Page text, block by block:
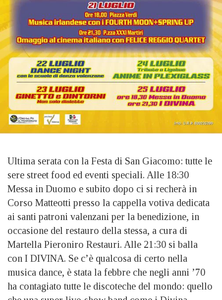
Ultima serata con la Festa di San Giacomo: tutte le
sere street food ed eventi speciali. Alle 18:30
Messa in Duomo e subito dopo ci si recherà in
Corso Matteotti presso la cappella votiva dedicata
ai santi patroni valenzani per la benedizione, in
occasione del restauro della stessa, a cura di
Martella Pieroniro Restauri. Alle 21:30 si balla
con I DIVINA. Se c’è qualcosa di certo nella
musica dance, è stata la febbre che negli anni ’70
ha contagiato tutte le discoteche del mondo: quello